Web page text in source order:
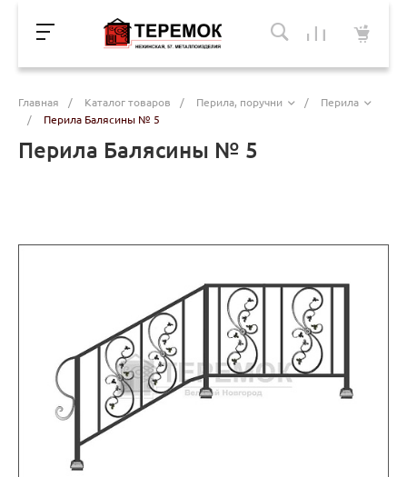
Главная / Каталог товаров / Перила, поручни /
Перила
/
Перила Балясины № 5
Перила Балясины № 5